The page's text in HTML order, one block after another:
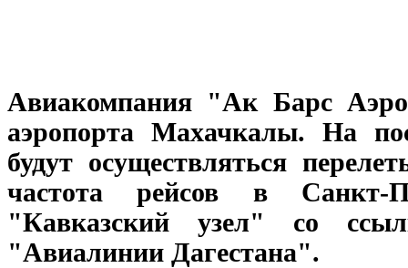
Авиакомпания "Ак Барс
аэропорта Махачкалы. На
будут осуществляться
частота рейсов в Санкт-
"Кавказский узел" со
"Авиалинии Дагестана".